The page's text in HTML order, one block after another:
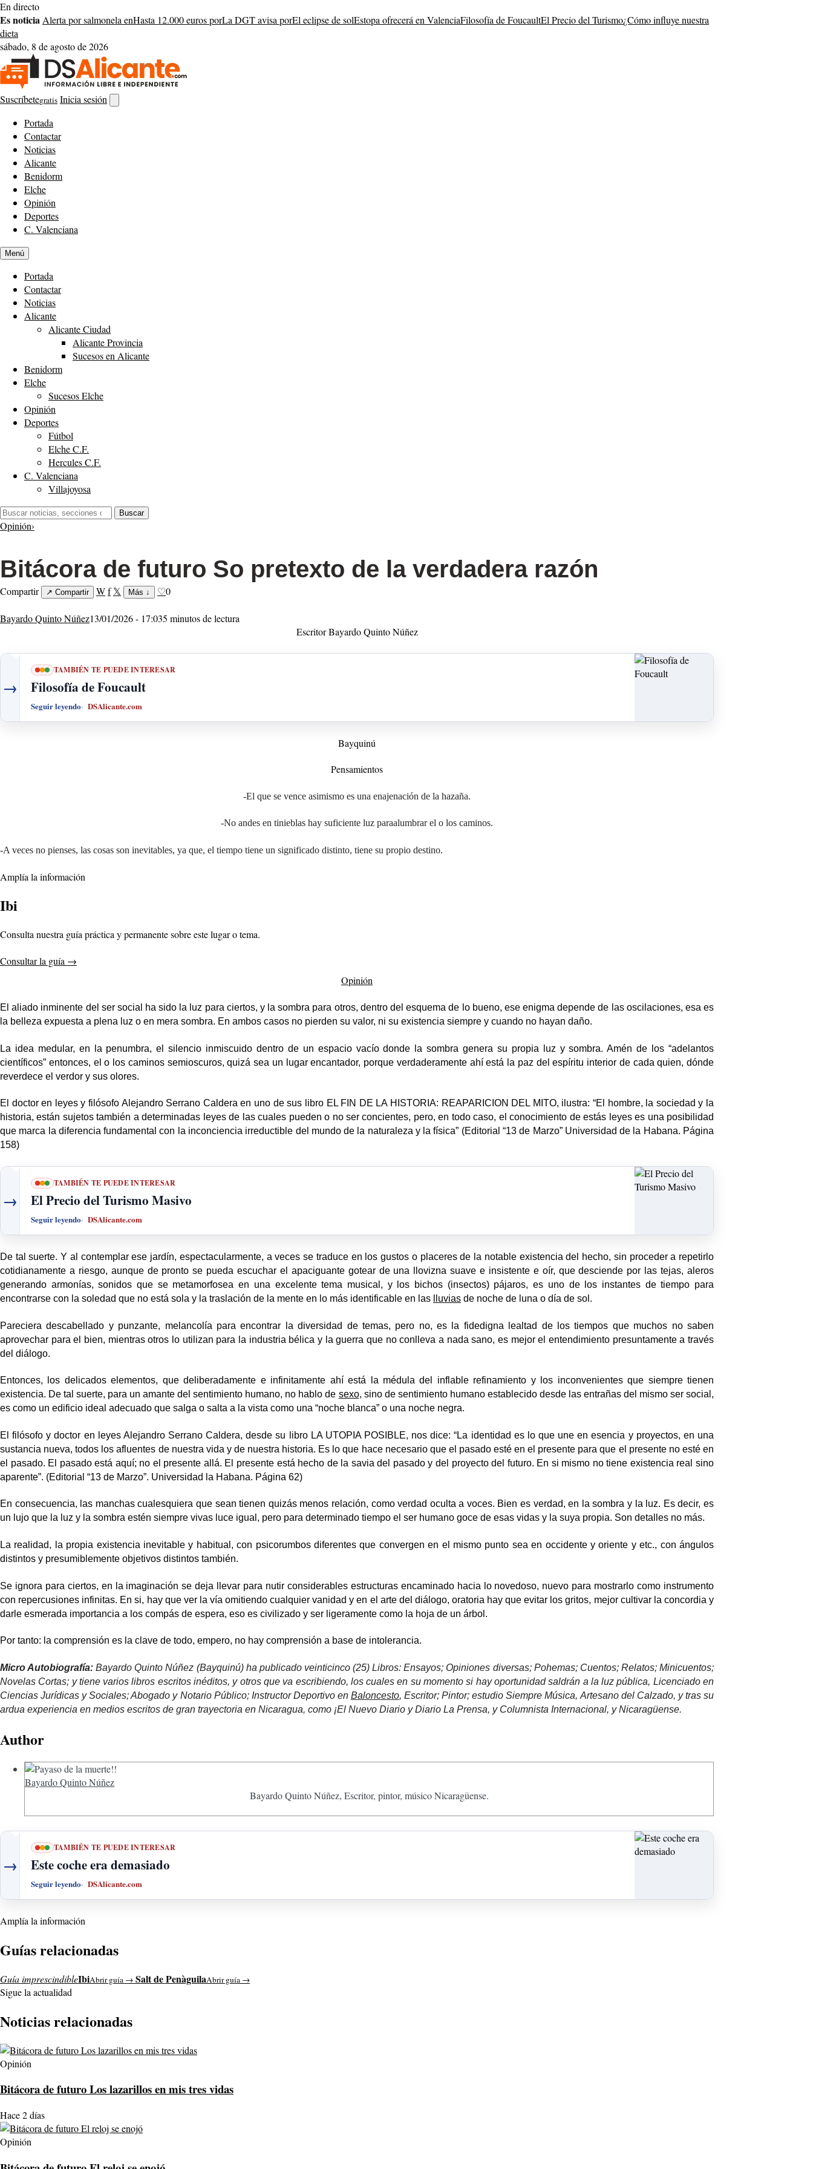
Saltar
al
contenido
En directo
Es noticia Alerta por salmonela enHasta 12.000 euros porLa DGT avisa porEl eclipse de solEstopa ofrecerá en ValenciaFilosofía de FoucaultEl Precio del Turismo¿Cómo influye nuestra
dieta
sábado, 8 de agosto de 2026
Suscríbetegratis Inicia sesión
buscador
Portada
Contactar
Noticias
Alicante
Benidorm
Elche
Opinión
Deportes
C. Valenciana
Menú
Portada
Contactar
Noticias
Alicante
Alicante Ciudad
Alicante Provincia
Sucesos en Alicante
Benidorm
Elche
Sucesos Elche
Opinión
Deportes
Fútbol
Elche C.F.
Hercules C.F.
C. Valenciana
Villajoyosa
Buscar:
Buscar
Opinión›
Bitácora de futuro So pretexto de la verdadera razón
Compartir ↗ Compartir Wf 𝕏 Más ↓ ♡0
Bayardo Quinto Núñez13/01/2026 - 17:035 minutos de lectura
Escritor Bayardo Quinto Núñez
→
TAMBIÉN TE PUEDE INTERESAR
Filosofía de Foucault
Seguir leyendo DSAlicante.com
Bayquinú
Pensamientos
-El que se vence asimismo es una enajenación de la hazaña.
-No andes en tinieblas hay suficiente luz paraalumbrar el o los caminos.
-A veces no pienses, las cosas son inevitables, ya que, el tiempo tiene un significado distinto, tiene su propio destino.
Amplía la información
Ibi
Consulta nuestra guía práctica y permanente sobre este lugar o tema.
Consultar la guía →
Opinión
El aliado inminente del ser social ha sido la luz para ciertos, y la sombra para otros, dentro del esquema de lo bueno, ese enigma depende de las oscilaciones, esa es
la belleza expuesta a plena luz o en mera sombra. En ambos casos no pierden su valor, ni su existencia siempre y cuando no hayan daño.
La idea medular, en la penumbra, el silencio inmiscuido dentro de un espacio vacío donde la sombra genera su propia luz y sombra. Amén de los “adelantos
científicos” entonces, el o los caminos semioscuros, quizá sea un lugar encantador, porque verdaderamente ahí está la paz del espíritu interior de cada quien, dónde
reverdece el verdor y sus olores.
El doctor en leyes y filósofo Alejandro Serrano Caldera en uno de sus libro EL FIN DE LA HISTORIA: REAPARICION DEL MITO, ilustra: “El hombre, la sociedad y la
historia, están sujetos también a determinadas leyes de las cuales pueden o no ser concientes, pero, en todo caso, el conocimiento de estás leyes es una posibilidad
que marca la diferencia fundamental con la inconciencia irreductible del mundo de la naturaleza y la física” (Editorial “13 de Marzo” Universidad de la Habana. Página
158)
→
TAMBIÉN TE PUEDE INTERESAR
El Precio del Turismo Masivo
Seguir leyendo DSAlicante.com
De tal suerte. Y al contemplar ese jardín, espectacularmente, a veces se traduce en los gustos o placeres de la notable existencia del hecho, sin proceder a repetirlo
cotidianamente a riesgo, aunque de pronto se pueda escuchar el apaciguante gotear de una llovizna suave e insistente e oír, que desciende por las tejas, aleros
generando armonías, sonidos que se metamorfosea en una excelente tema musical, y los bichos (insectos) pájaros, es uno de los instantes de tiempo para
encontrarse con la soledad que no está sola y la traslación de la mente en lo más identificable en las
lluvias de noche de luna o día de sol.
Pareciera descabellado y punzante, melancolía para encontrar la diversidad de temas, pero no, es la fidedigna lealtad de los tiempos que muchos no saben
aprovechar para el bien, mientras otros lo utilizan para la industria bélica y la guerra que no conlleva a nada sano, es mejor el entendimiento presuntamente a través
del diálogo.
Entonces, los delicados elementos, que deliberadamente e infinitamente ahí está la médula del inflable refinamiento y los inconvenientes que siempre tienen
existencia. De tal suerte, para un amante del sentimiento humano, no hablo de sexo, sino de sentimiento humano establecido desde las entrañas del mismo ser social,
es como un edificio ideal adecuado que salga o salta a la vista como una “noche blanca” o una noche negra.
El filósofo y doctor en leyes Alejandro Serrano Caldera, desde su libro LA UTOPIA POSIBLE, nos dice: “La identidad es lo que une en esencia y proyectos, en una
sustancia nueva, todos los afluentes de nuestra vida y de nuestra historia. Es lo que hace necesario que el pasado esté en el presente para que el presente no esté en
el pasado. El pasado está aquí; no el presente allá. El presente está hecho de la savia del pasado y del proyecto del futuro. En si mismo no tiene existencia real sino
aparente”. (Editorial “13 de Marzo”. Universidad la Habana. Página 62)
En consecuencia, las manchas cualesquiera que sean tienen quizás menos relación, como verdad oculta a voces. Bien es verdad, en la sombra y la luz. Es decir, es
un lujo que la luz y la sombra estén siempre vivas luce igual, pero para determinado tiempo el ser humano goce de esas vidas y la suya propia. Son detalles no más.
La realidad, la propia existencia inevitable y habitual, con psicorumbos diferentes que convergen en el mismo punto sea en occidente y oriente y etc., con ángulos
distintos y presumiblemente objetivos distintos también.
Se ignora para ciertos, en la imaginación se deja llevar para nutir considerables estructuras encaminado hacia lo novedoso, nuevo para mostrarlo como instrumento
con repercusiones infinitas. En si, hay que ver la vía omitiendo cualquier vanidad y en el arte del diálogo, oratoria hay que evitar los gritos, mejor cultivar la concordia y
darle esmerada importancia a los compás de espera, eso es civilizado y ser ligeramente como la hoja de un árbol.
Por tanto: la comprensión es la clave de todo, empero, no hay comprensión a base de intolerancia.
Micro Autobiografía: Bayardo Quinto Núñez (Bayquinú) ha publicado veinticinco (25) Libros: Ensayos; Opiniones diversas; Pohemas; Cuentos; Relatos; Minicuentos;
Novelas Cortas; y tiene varios libros escritos inéditos, y otros que va escribiendo, los cuales en su momento si hay oportunidad saldrán a la luz pública, Licenciado en
Ciencias Jurídicas y Sociales; Abogado y Notario Público; Instructor Deportivo en Baloncesto, Escritor; Pintor; estudio Siempre Música, Artesano del Calzado, y tras su
ardua experiencia en medios escritos de gran trayectoria en Nicaragua, como ¡El Nuevo Diario y Diario La Prensa, y Columnista Internacional, y Nicaragüense.
Author
Bayardo Quinto Núñez
Bayardo Quinto Núñez, Escritor, pintor, músico Nicaragüense.
→
TAMBIÉN TE PUEDE INTERESAR
Este coche era demasiado
Seguir leyendo DSAlicante.com
Amplía la información
Guías relacionadas
Guía imprescindibleIbiAbrir guía → Salt de PenàguilaAbrir guía →
Sigue la actualidad
Noticias relacionadas
Opinión
Bitácora de futuro Los lazarillos en mis tres vidas
Hace 2 días
Opinión